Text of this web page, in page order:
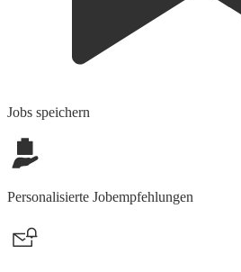
Jobs speichern
Personalisierte Jobempfehlungen